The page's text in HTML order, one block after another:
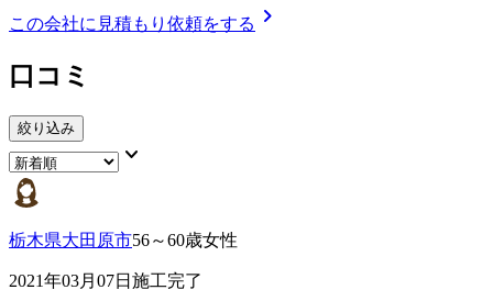
この会社に見積もり依頼をする chevron_right
口コミ
絞り込み
keyboard_arrow_down
栃木県大田原市56～60歳女性
2021年03月07日施工完了